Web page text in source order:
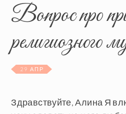
Вопрос про
религиозного
29 АПР
Здравствуйте, Алина Я